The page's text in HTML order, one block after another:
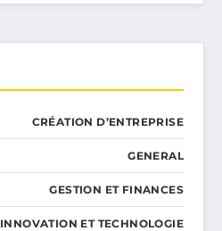
CRÉATION D’ENTREPRISE
GENERAL
GESTION ET FINANCES
INNOVATION ET TECHNOLOGIE